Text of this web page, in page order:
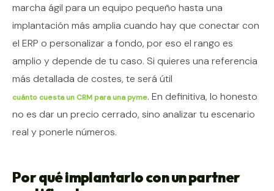
marcha ágil para un equipo pequeño hasta una
implantación más amplia cuando hay que conectar con
el ERP o personalizar a fondo, por eso el rango es
amplio y depende de tu caso. Si quieres una referencia
más detallada de costes, te será útil
cuánto cuesta un CRM para una pyme. En definitiva, lo honesto
no es dar un precio cerrado, sino analizar tu escenario
real y ponerle números.
Por qué implantarlo con un partner